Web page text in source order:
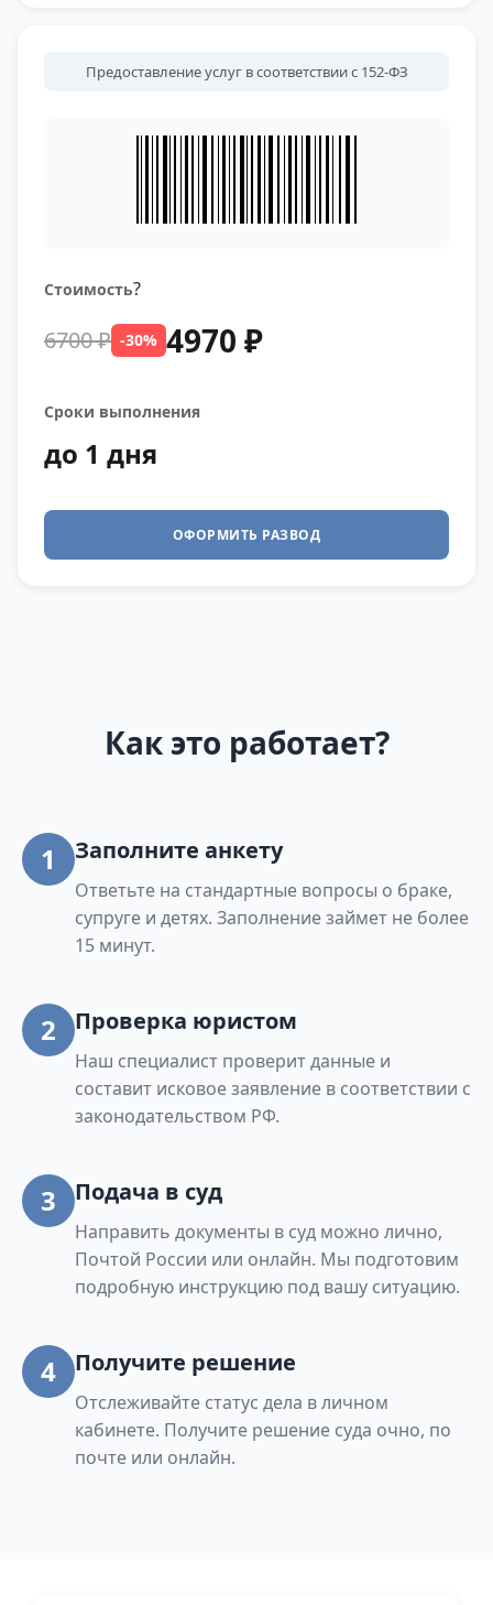
Предоставление услуг в соответствии с 152-ФЗ
Стоимость?
6700 ₽ -30% 4970 ₽
Сроки выполнения
до 1 дня
ОФОРМИТЬ РАЗВОД
Как это работает?
1 Заполните анкету
Ответьте на стандартные вопросы о браке,
супруге и детях. Заполнение займет не более
15 минут.
2 Проверка юристом
Наш специалист проверит данные и
составит исковое заявление в соответствии с
законодательством РФ.
3 Подача в суд
Направить документы в суд можно лично,
Почтой России или онлайн. Мы подготовим
подробную инструкцию под вашу ситуацию.
4 Получите решение
Отслеживайте статус дела в личном
кабинете. Получите решение суда очно, по
почте или онлайн.